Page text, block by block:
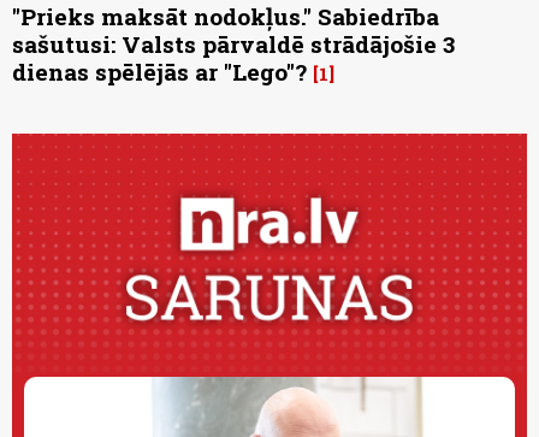
"Prieks maksāt nodokļus." Sabiedrība
sašutusi: Valsts pārvaldē strādājošie 3
dienas spēlējās ar "Lego"? 1